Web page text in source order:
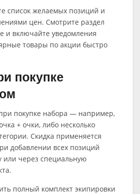
список желаемых позиций и
цен. Смотрите раздел
и включайте уведомления
товары по акции быстро
покупке
покупке набора — например,
+ очки, либо несколько
Скидка применяется
добавлении всех позиций
или через специальную
полный комплект экипировки